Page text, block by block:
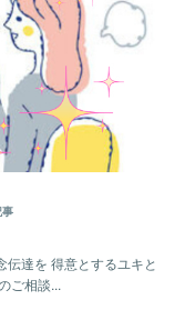
伝達を 得意とするユキと
ご相談...